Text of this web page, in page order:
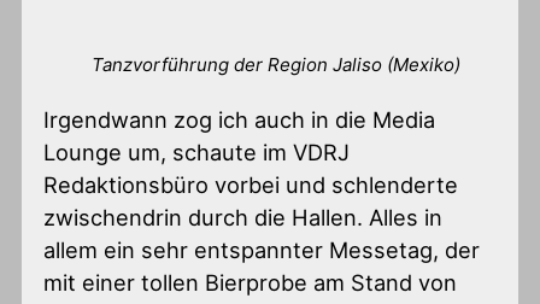
Tanzvorführung der Region Jaliso (Mexiko)
Irgendwann zog ich auch in die Media
Lounge um, schaute im VDRJ
Redaktionsbüro vorbei und schlenderte
zwischendrin durch die Hallen. Alles in
allem ein sehr entspannter Messetag, der
mit einer tollen Bierprobe am Stand von